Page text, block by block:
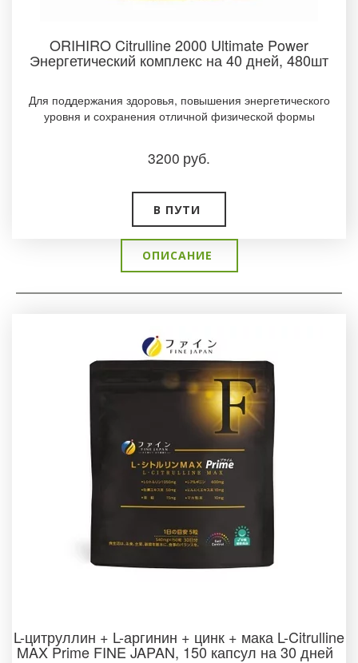
ORIHIRO Citrulline 2000 Ultimate Power
Энергетический комплекс на 40 дней, 480шт
Для поддержания здоровья, повышения энергетического
уровня и сохранения отличной физической формы
3200 руб.
В ПУТИ
ОПИСАНИЕ
L-цитруллин + L-аргинин + цинк + мака L-Citrulline
MAX Prime FINE JAPAN, 150 капсул на 30 дней